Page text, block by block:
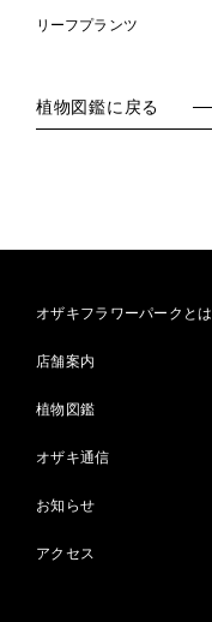
リーフプランツ
植物図鑑に戻る
オザキフラワーパークとは
店舗案内
植物図鑑
オザキ通信
お知らせ
アクセス